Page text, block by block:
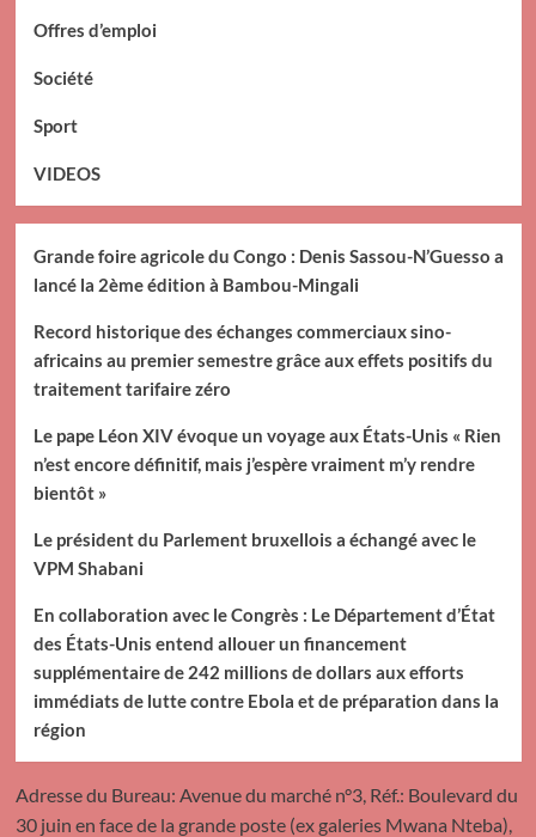
Offres d’emploi
Société
Sport
VIDEOS
Grande foire agricole du Congo : Denis Sassou-N’Guesso a
lancé la 2ème édition à Bambou-Mingali
Record historique des échanges commerciaux sino-
africains au premier semestre grâce aux effets positifs du
traitement tarifaire zéro
Le pape Léon XIV évoque un voyage aux États-Unis « Rien
n’est encore définitif, mais j’espère vraiment m’y rendre
bientôt »
Le président du Parlement bruxellois a échangé avec le
VPM Shabani
En collaboration avec le Congrès : Le Département d’État
des États-Unis entend allouer un financement
supplémentaire de 242 millions de dollars aux efforts
immédiats de lutte contre Ebola et de préparation dans la
région
Adresse du Bureau: Avenue du marché n°3, Réf.: Boulevard du
30 juin en face de la grande poste (ex galeries Mwana Nteba),